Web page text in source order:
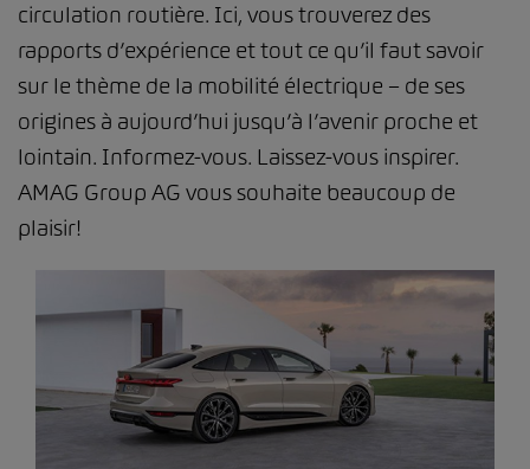
circulation routière. Ici, vous trouverez des
rapports d’expérience et tout ce qu’il faut savoir
sur le thème de la mobilité électrique – de ses
origines à aujourd’hui jusqu’à l’avenir proche et
lointain. Informez-vous. Laissez-vous inspirer.
AMAG Group AG vous souhaite beaucoup de
plaisir!